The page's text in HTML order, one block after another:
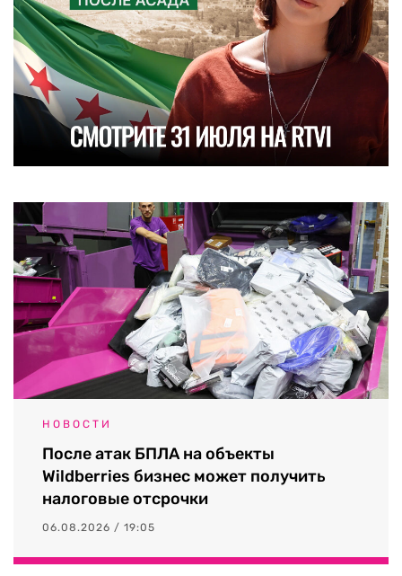
НОВОСТИ
После атак БПЛА на объекты
Wildberries бизнес может получить
налоговые отсрочки
06.08.2026 / 19:05